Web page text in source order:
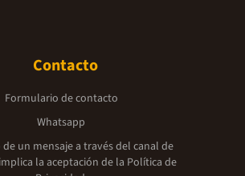
Contacto
Formulario de contacto
Whatsapp
de un mensaje a través del canal de
la aceptación de la Política de